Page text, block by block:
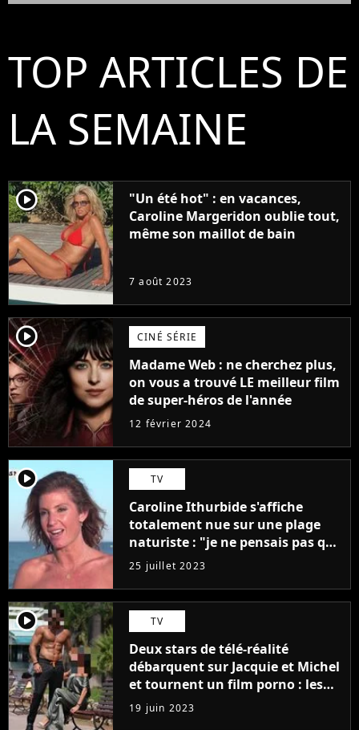
TOP ARTICLES DE
LA SEMAINE
player2
"Un été hot" : en vacances,
Caroline Margeridon oublie tout,
même son maillot de bain
7 août 2023
player2 CINÉ SÉRIE
Madame Web : ne cherchez plus,
on vous a trouvé LE meilleur film
de super-héros de l'année
12 février 2024
player2 TV
Caroline Ithurbide s'affiche
totalement nue sur une plage
naturiste : "je ne pensais pas que
j'arriverais à le faire..."
25 juillet 2023
player2 TV
Deux stars de télé-réalité
débarquent sur Jacquie et Michel
et tournent un film porno : les
premières images du tournage
(exclu)
19 juin 2023